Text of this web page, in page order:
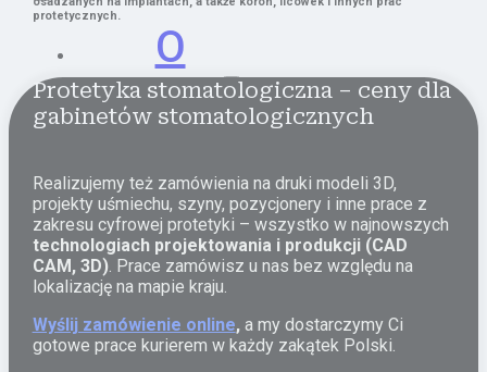
O
pracowni
Zasady
współpracy
Historia i
technologia
Nasz zespół
Oferta
protetycznych.
Protetyka stomatologiczna – ceny dla
gabinetów stomatologicznych
Realizujemy też zamówienia na druki modeli 3D,
projekty uśmiechu, szyny, pozycjonery i inne prace z
zakresu cyfrowej protetyki – wszystko w najnowszych
technologiach projektowania i produkcji (CAD
CAM, 3D). Prace zamówisz u nas bez względu na
lokalizację na mapie kraju.
Wyślij zamówienie online, a my dostarczymy Ci
gotowe prace kurierem w każdy zakątek Polski.